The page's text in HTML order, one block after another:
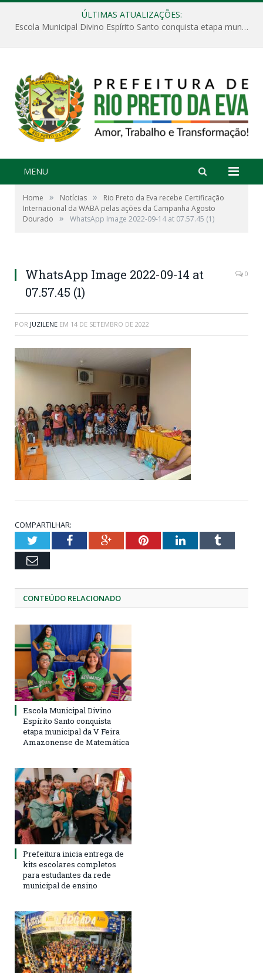
ÚLTIMAS ATUALIZAÇÕES:
Escola Municipal Divino Espírito Santo conquista etapa municipal da V Feira Amazonense de Matemática
MENU
Home » Notícias »
Rio Preto da Eva recebe Certificação
Internacional da WABA pelas ações da Campanha Agosto
Dourado
» WhatsApp Image 2022-09-14 at 07.57.45 (1)
WhatsApp Image 2022-09-14 at
07.57.45 (1)
0
POR JUZILENE EM 14 DE SETEMBRO DE 2022
COMPARTILHAR:
TwitterFacebookGoogle+PinterestLinkedInTumblr
Email
CONTEÚDO RELACIONADO
Escola Municipal Divino
Espírito Santo conquista
etapa municipal da V Feira
Amazonense de Matemática
Prefeitura inicia entrega de
kits escolares completos
para estudantes da rede
municipal de ensino